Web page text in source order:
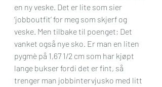
en ny veske. Det er lite som sier
‘jobboutfit’ for meg som skjerf og
veske. Men tilbake til poenget; Det
vanket også nye sko. Er man en liten
pygmè på 1,67 1/2 cm som har kjøpt
lange bukser fordi det er fint, så
trenger man jobbintervjusko med litt